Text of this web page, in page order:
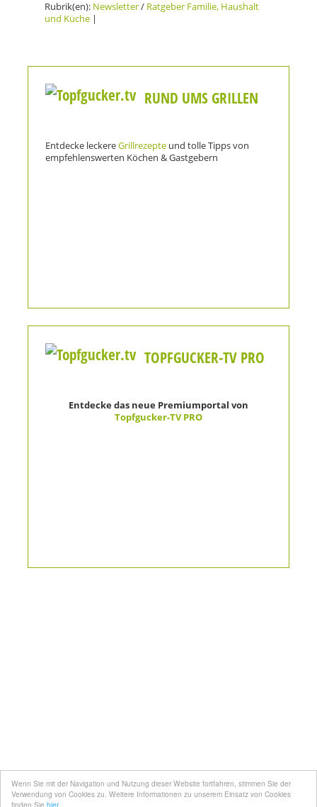
Wenn Sie mit der Navigation und Nutzung dieser Website fortfahren, stimmen Sie der
Verwendung von Cookies zu. Weitere Informationen zu unserem Einsatz von Cookies
finden Sie hier
Rubrik(en): Newsletter/ Ratgeber Familie, Haushalt
und Küche |
RUND UMS GRILLEN
Entdecke leckereGrillrezepte und tolle Tipps von
empfehlenswerten Köchen & Gastgebern
TOPFGUCKER-TV PRO
Entdecke das neue Premiumportal von
Topfgucker-TV PRO
Topfgucker werden
Über uns